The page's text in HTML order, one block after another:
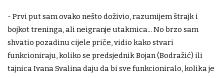
- Prvi put sam ovako nešto doživio, razumijem štrajk i
bojkot treninga, ali neigranje utakmica... No brzo sam
shvatio pozadinu cijele priče, vidio kako stvari
funkcioniraju, koliko se predsjednik Bojan (Bodražić) ili
tajnica Ivana Svalina daju da bi sve funkcioniralo, kolika je